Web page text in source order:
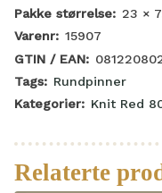
Pakke størrelse: 23 ×
Varenr: 15907
GTIN / EAN:
Tags: Rundpinner
Kategorier: Knit Red
Relaterte